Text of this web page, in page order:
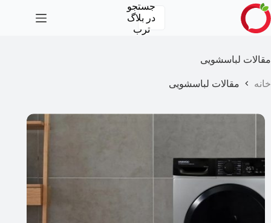
پرش
به
محتوا
جستجو
در بلاگ
ترب
مقالات لباسشویی
خانه مقالات لباسشویی